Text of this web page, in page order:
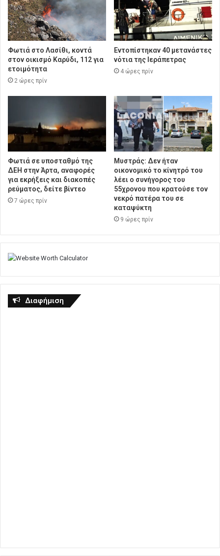
Φωτιά στο Λασίθι, κοντά
στον οικισμό Καρύδι, 112 για
ετοιμότητα
2 ώρες πρίν
Εντοπίστηκαν 40 μετανάστες
νότια της Ιεράπετρας
4 ώρες πρίν
Φωτιά σε υποσταθμό της
ΔΕΗ στην Άρτα, αναφορές
για εκρήξεις και διακοπές
ρεύματος, δείτε βίντεο
7 ώρες πρίν
Μυστράς: Δεν ήταν
οικονομικό το κίνητρό του
λέει ο συνήγορος του
55χρονου που κρατούσε τον
νεκρό πατέρα του σε
καταψύκτη
9 ώρες πρίν
Διαφήμιση